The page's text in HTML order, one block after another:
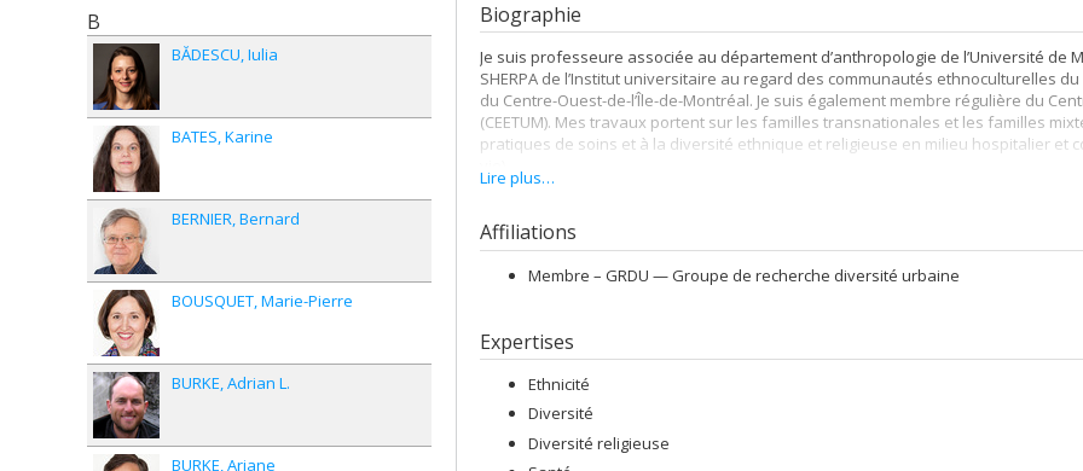
Biographie
Je suis professeure associée au département d’anthropologie de l’Université
SHERPA de l’Institut universitaire au regard des communautés ethnoculturelles
du Centre-Ouest-de-l’Île-de-Montréal. Je suis également membre régulière du
(CEETUM). Mes travaux portent sur les familles transnationales et les familles
pratiques de soins et à la diversité ethnique et religieuse en milieu hospitalier et
Lire plus…
Affiliations
Membre – GRDU — Groupe de recherche diversité urbaine
Expertises
Ethnicité
Diversité
Diversité religieuse
B
BĂDESCU Iulia
BATES Karine
BERNIER Bernard
BOUSQUET Marie-Pierre
BURKE Adrian L.
BURKE Ariane